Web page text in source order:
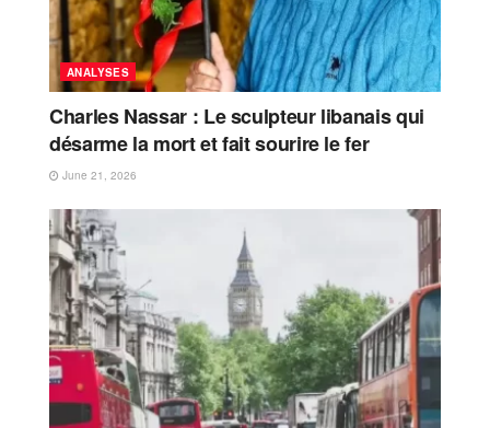
ANALYSES
Charles Nassar : Le sculpteur libanais qui
désarme la mort et fait sourire le fer
June 21, 2026